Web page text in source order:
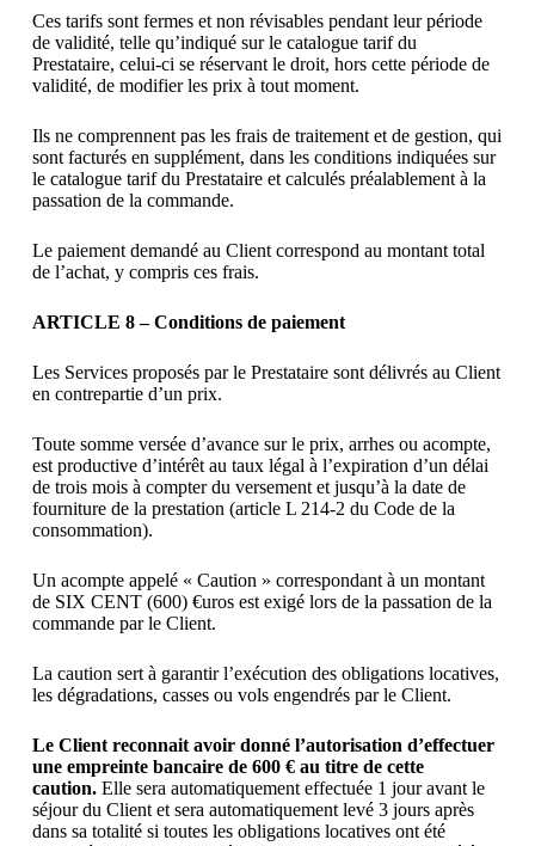
Ces tarifs sont fermes et non révisables pendant leur période
de validité, telle qu’indiqué sur le catalogue tarif du
Prestataire, celui-ci se réservant le droit, hors cette période de
validité, de modifier les prix à tout moment.
Ils ne comprennent pas les frais de traitement et de gestion, qui
sont facturés en supplément, dans les conditions indiquées sur
le catalogue tarif du Prestataire et calculés préalablement à la
passation de la commande.
Le paiement demandé au Client correspond au montant total
de l’achat, y compris ces frais.
ARTICLE 8 – Conditions de paiement
Les Services proposés par le Prestataire sont délivrés au Client
en contrepartie d’un prix.
Toute somme versée d’avance sur le prix, arrhes ou acompte,
est productive d’intérêt au taux légal à l’expiration d’un délai
de trois mois à compter du versement et jusqu’à la date de
fourniture de la prestation (article L 214-2 du Code de la
consommation).
Un acompte appelé « Caution » correspondant à un montant
de SIX CENT (600) €uros est exigé lors de la passation de la
commande par le Client.
La caution sert à garantir l’exécution des obligations locatives,
les dégradations, casses ou vols engendrés par le Client.
Le Client reconnait avoir donné l’autorisation d’effectuer
une empreinte bancaire de 600 € au titre de cette
caution. Elle sera automatiquement effectuée 1 jour avant le
séjour du Client et sera automatiquement levé 3 jours après
dans sa totalité si toutes les obligations locatives ont été